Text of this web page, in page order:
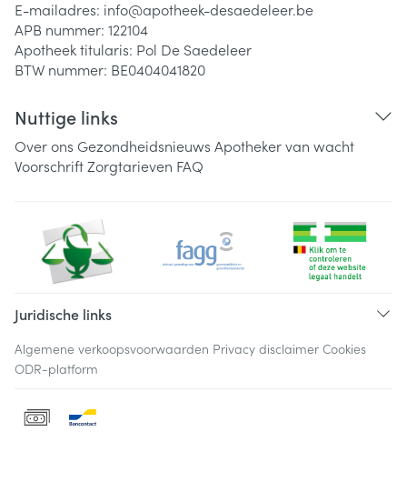
E-mailadres: info@apotheek-desaedeleer.be
APB nummer: 122104
Apotheek titularis: Pol De Saedeleer
BTW nummer: BE0404041820
Nuttige links
Over ons Gezondheidsnieuws Apotheker van wacht
VoorschriftZorgtarieven FAQ
Juridische links
Algemene verkoopsvoorwaarden Privacy disclaimer Cookies
ODR-platform